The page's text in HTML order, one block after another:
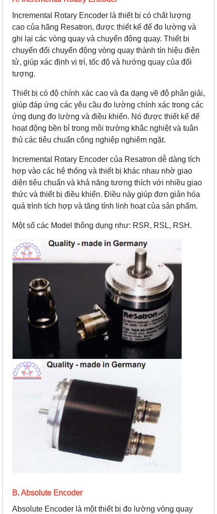
Incremental Rotary Encoder là thiết bị có chất lượng
cao của hãng Resatron, được thiết kế để đo lường và
ghi lại các vòng quay và chuyển động quay. Thiết bị
chuyển đổi chuyển động vòng quay thành tín hiệu điện
tử, giúp xác định vị trí, tốc độ và hướng quay của đối
tượng.
Thiết bị có độ chính xác cao và đa dạng về độ phân giải,
giúp đáp ứng các yêu cầu đo lường chính xác trong các
ứng dụng đo lường và điều khiển. Nó được thiết kế để
hoạt động bền bỉ trong môi trường khắc nghiệt và tuân
thủ các tiêu chuẩn công nghiệp nghiêm ngặt.
Incremental Rotary Encoder của Resatron dễ dàng tích
hợp vào các hệ thống và thiết bị khác nhau nhờ giao
diện tiêu chuẩn và khả năng tương thích với nhiều giao
thức và thiết bị điều khiển. Điều này giúp đơn giản hóa
quá trình tích hợp và tăng tính linh hoạt của sản phẩm.
Một số các Model thông dụng như: RSR, RSL, RSH.
B. Absolute Encoder
Absolute Encoder là một thiết bị đo lường vòng quay